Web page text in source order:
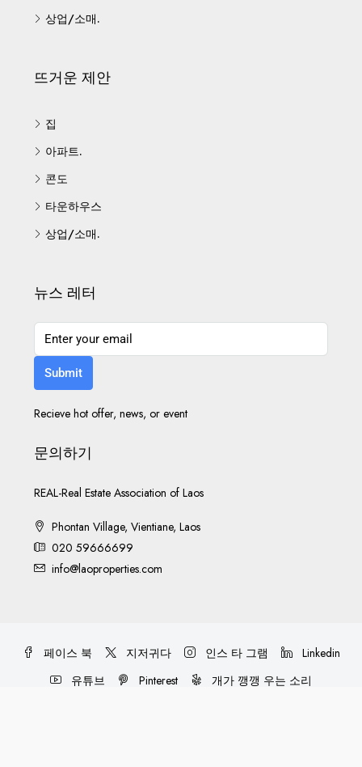
상업/소매.
뜨거운 제안
집
아파트.
콘도
타운하우스
상업/소매.
뉴스 레터
Submit
Recieve hot offer, news, or event
문의하기
REAL-Real Estate Association of Laos
Phontan Village, Vientiane, Laos
020 59666699
info@laoproperties.com
페이스 북 지저귀다 인스 타 그램
Linkedin
유튜브
Pinterest 개가 깽깽 우는 소리